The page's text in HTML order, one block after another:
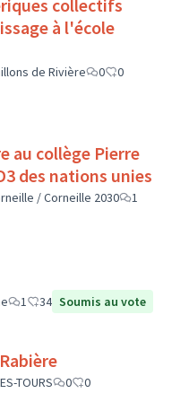
à l'école
de Rivière 0
0
au collège Pierre
des nations unies
/ Corneille 2030
1
1 34 Soumis au vote
TOURS 0
0